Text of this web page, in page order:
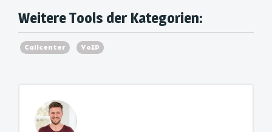
Weitere Tools der Kategorien:
Callcenter VoIP